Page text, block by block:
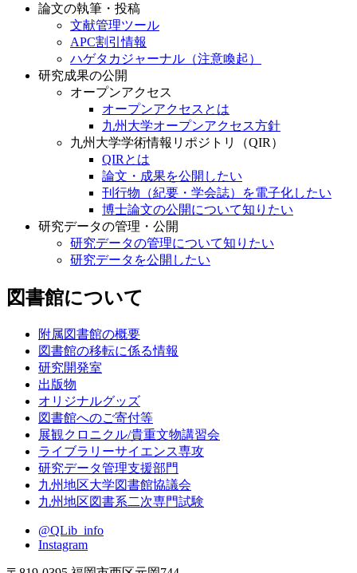
論文の執筆・投稿
文献管理ツール
APC割引情報
ハゲタカジャーナル（注意喚起）
研究成果の公開
オープンアクセス
オープンアクセスとは
九州大学オープンアクセス方針
九州大学学術情報リポジトリ（QIR）
QIRとは
論文・成果を公開したい
刊行物（紀要・学会誌）を電子化したい
博士論文の公開について知りたい
研究データの管理・公開
研究データの管理について知りたい
研究データを公開したい
図書館について
附属図書館の概要
図書館の移転に係る情報
研究開発室
出版物
オリジナルグッズ
図書館へのご寄付等
展観クロニクル/貴重文物講習会
ライブラリーサイエンス専攻
研究データ管理支援部門
九州地区大学図書館協議会
九州地区図書系二次専門試験
@QLib_info
Instagram